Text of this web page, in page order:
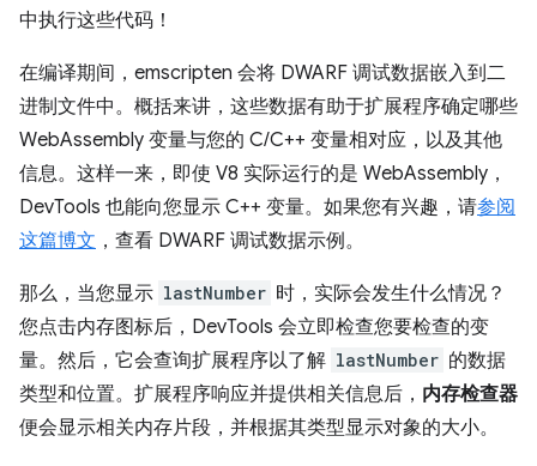
中执行这些代码！
在编译期间，emscripten 会将 DWARF 调试数据嵌入到二
进制文件中。概括来讲，这些数据有助于扩展程序确定哪些
WebAssembly 变量与您的 C/C++ 变量相对应，以及其他
信息。这样一来，即使 V8 实际运行的是 WebAssembly，
DevTools 也能向您显示 C++ 变量。如果您有兴趣，请参阅
这篇博文 ，查看 DWARF 调试数据示例。
那么，当您显示 lastNumber 时，实际会发生什么情况？
您点击内存图标后，DevTools 会立即检查您要检查的变
量。然后，它会查询扩展程序以了解 lastNumber 的数据
类型和位置。扩展程序响应并提供相关信息后， 内存检查器
便会显示相关内存片段，并根据其类型显示对象的大小。